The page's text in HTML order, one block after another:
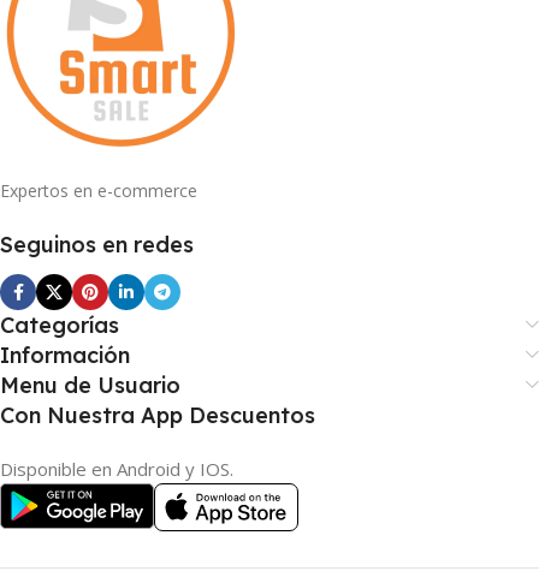
Expertos en e-commerce
Seguinos en redes
Categorías
Información
Menu de Usuario
Con Nuestra App Descuentos
Disponible en Android y IOS.